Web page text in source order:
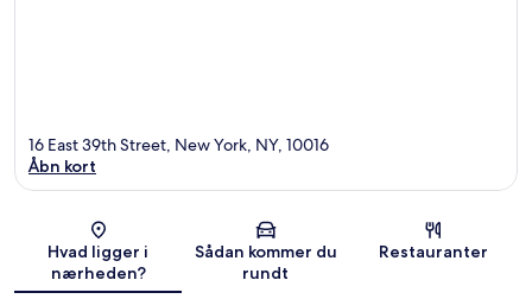
Kort
16 East 39th Street, New York, NY, 10016
Åbn kort
Hvad ligger i
nærheden?
Sådan kommer du
rundt
Restauranter